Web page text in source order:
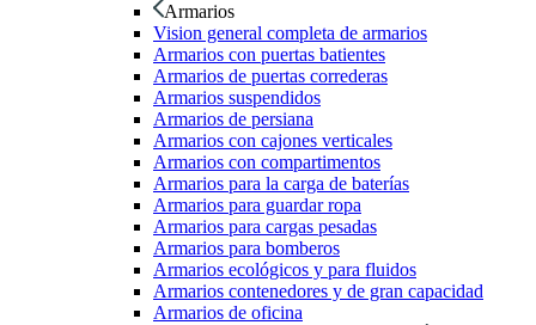
Armarios
Vision general completa de armarios
Armarios con puertas batientes
Armarios de puertas correderas
Armarios suspendidos
Armarios de persiana
Armarios con cajones verticales
Armarios con compartimentos
Armarios para la carga de baterías
Armarios para guardar ropa
Armarios para cargas pesadas
Armarios para bomberos
Armarios ecológicos y para fluidos
Armarios contenedores y de gran capacidad
Armarios de oficina